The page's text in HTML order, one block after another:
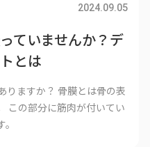
2024.09.05
ていませんか？デ
とは
りますか？ 骨膜とは骨の表
この部分に筋肉が付いてい